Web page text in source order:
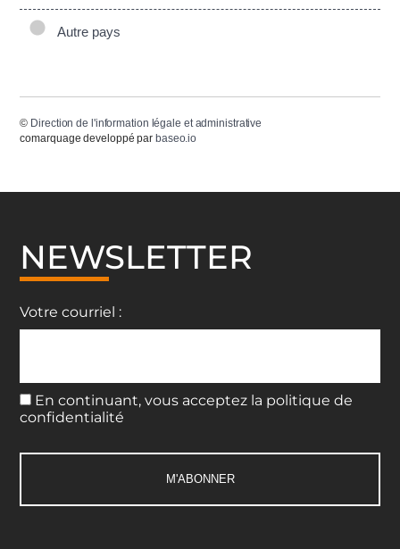
Autre pays
© Direction de l'information légale et administrative
comarquage developpé par baseo.io
NEWSLETTER
Votre courriel :
En continuant, vous acceptez la politique de
confidentialité